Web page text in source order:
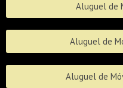
Aluguel de
Aluguel de
Aluguel de